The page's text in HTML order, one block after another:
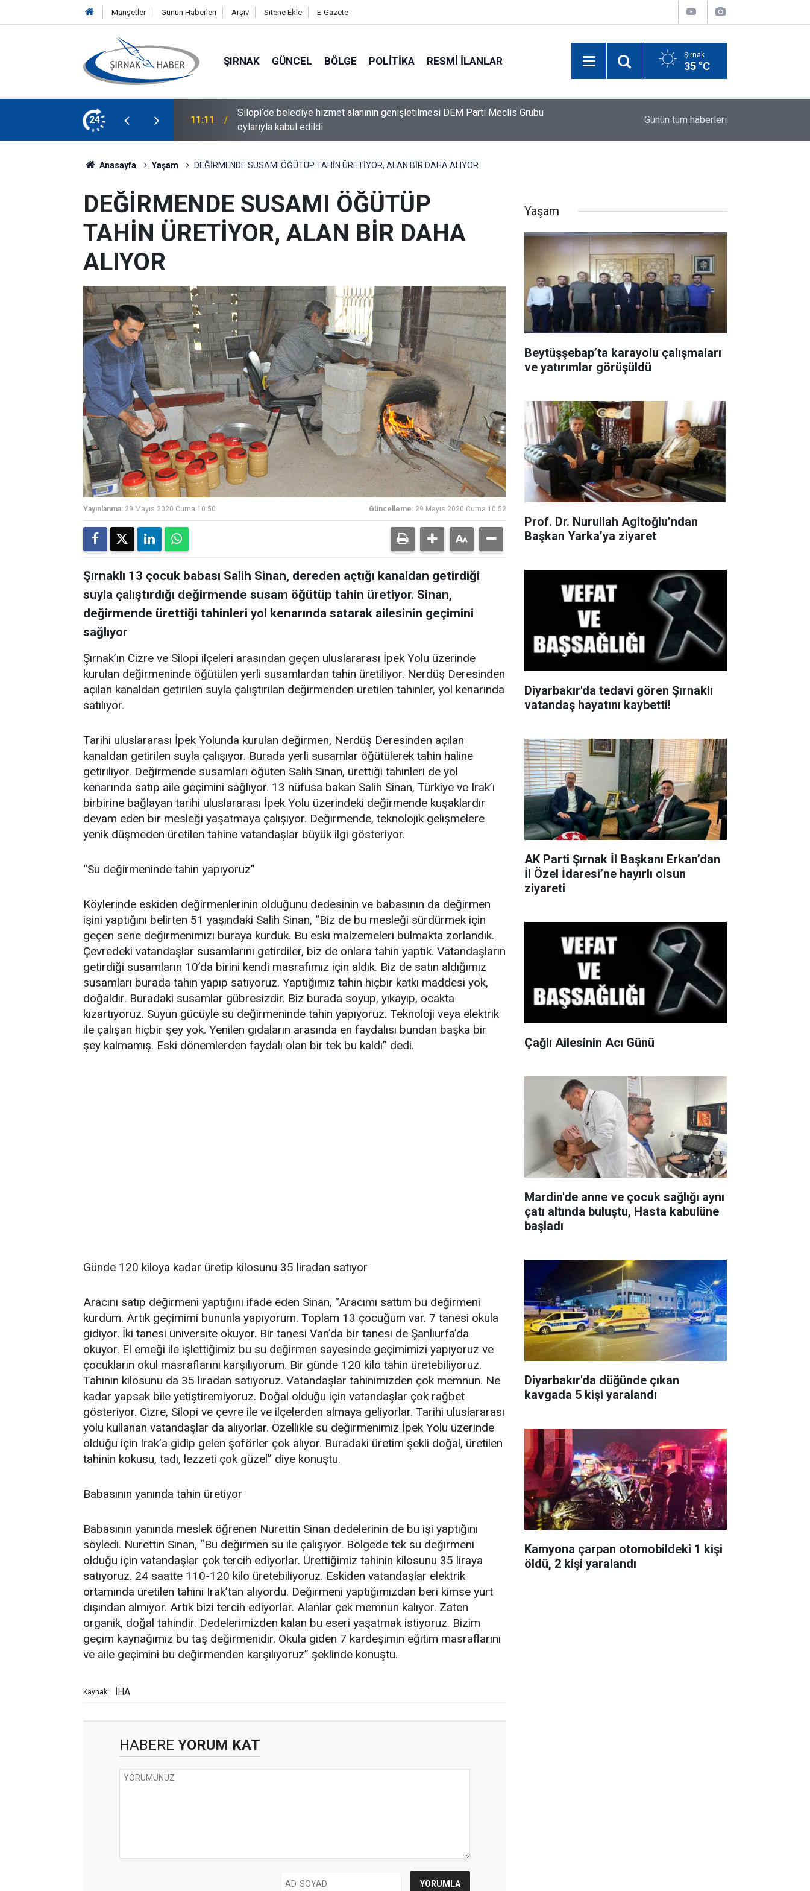
Manşetler Günün Haberleri Arşiv Sitene Ekle E-Gazete
ŞIRNAK GÜNCEL BÖLGE POLITIKA RESMI İLANLAR Şırnak
35 °C
24
genişletilmesi DEM Parti Meclis Grubu
10:53 Hz. Nuh’un Torunları Yaşlı Aileye Sahip Çıktı Diyarbakır’da Ayağı Yuvasındaki Bez
Günün tüm haberleri
Anasayfa Yaşam DEĞİRMENDE SUSAMI ÖĞÜTÜP TAHİN ÜRETİYOR, ALAN BİR DAHA ALIYOR
DEĞİRMENDE SUSAMI ÖĞÜTÜP
TAHİN ÜRETİYOR, ALAN BİR DAHA
ALIYOR
Yayınlanma: 29 Mayıs 2020 Cuma 10:50 Güncelleme: 29 Mayıs 2020 Cuma 10:52
Şırnaklı 13 çocuk babası Salih Sinan, dereden açtığı kanaldan getirdiği
suyla çalıştırdığı değirmende susam öğütüp tahin üretiyor. Sinan,
değirmende ürettiği tahinleri yol kenarında satarak ailesinin geçimini
sağlıyor
Şırnak’ın Cizre ve Silopi ilçeleri arasından geçen uluslararası İpek Yolu üzerinde
kurulan değirmeninde öğütülen yerli susamlardan tahin üretiliyor. Nerdüş Deresinden
açılan kanaldan getirilen suyla çalıştırılan değirmenden üretilen tahinler, yol kenarında
satılıyor.
Tarihi uluslararası İpek Yolunda kurulan değirmen, Nerdüş Deresinden açılan
kanaldan getirilen suyla çalışıyor. Burada yerli susamlar öğütülerek tahin haline
getiriliyor. Değirmende susamları öğüten Salih Sinan, ürettiği tahinleri de yol
kenarında satıp aile geçimini sağlıyor. 13 nüfusa bakan Salih Sinan, Türkiye ve Irak’ı
birbirine bağlayan tarihi uluslararası İpek Yolu üzerindeki değirmende kuşaklardır
devam eden bir mesleği yaşatmaya çalışıyor. Değirmende, teknolojik gelişmelere
yenik düşmeden üretilen tahine vatandaşlar büyük ilgi gösteriyor.
“Su değirmeninde tahin yapıyoruz”
Köylerinde eskiden değirmenlerinin olduğunu dedesinin ve babasının da değirmen
işini yaptığını belirten 51 yaşındaki Salih Sinan, “Biz de bu mesleği sürdürmek için
geçen sene değirmenimizi buraya kurduk. Bu eski malzemeleri bulmakta zorlandık.
Çevredeki vatandaşlar susamlarını getirdiler, biz de onlara tahin yaptık. Vatandaşların
getirdiği susamların 10’da birini kendi masrafımız için aldık. Biz de satın aldığımız
susamları burada tahin yapıp satıyoruz. Yaptığımız tahin hiçbir katkı maddesi yok,
doğaldır. Buradaki susamlar gübresizdir. Biz burada soyup, yıkayıp, ocakta
kızartıyoruz. Suyun gücüyle su değirmeninde tahin yapıyoruz. Teknoloji veya elektrik
ile çalışan hiçbir şey yok. Yenilen gıdaların arasında en faydalısı bundan başka bir
şey kalmamış. Eski dönemlerden faydalı olan bir tek bu kaldı” dedi.
Günde 120 kiloya kadar üretip kilosunu 35 liradan satıyor
Aracını satıp değirmeni yaptığını ifade eden Sinan, “Aracımı sattım bu değirmeni
kurdum. Artık geçimimi bununla yapıyorum. Toplam 13 çocuğum var. 7 tanesi okula
gidiyor. İki tanesi üniversite okuyor. Bir tanesi Van’da bir tanesi de Şanlıurfa’da
okuyor. El emeği ile işlettiğimiz bu su değirmen sayesinde geçimimizi yapıyoruz ve
çocukların okul masraflarını karşılıyorum. Bir günde 120 kilo tahin üretebiliyoruz.
Tahinin kilosunu da 35 liradan satıyoruz. Vatandaşlar tahinimizden çok memnun. Ne
kadar yapsak bile yetiştiremiyoruz. Doğal olduğu için vatandaşlar çok rağbet
gösteriyor. Cizre, Silopi ve çevre ile ve ilçelerden almaya geliyorlar. Tarihi uluslararası
yolu kullanan vatandaşlar da alıyorlar. Özellikle su değirmenimiz İpek Yolu üzerinde
olduğu için Irak’a gidip gelen şoförler çok alıyor. Buradaki üretim şekli doğal, üretilen
tahinin kokusu, tadı, lezzeti çok güzel” diye konuştu.
Babasının yanında tahin üretiyor
Babasının yanında meslek öğrenen Nurettin Sinan dedelerinin de bu işi yaptığını
söyledi. Nurettin Sinan, “Bu değirmen su ile çalışıyor. Bölgede tek su değirmeni
olduğu için vatandaşlar çok tercih ediyorlar. Ürettiğimiz tahinin kilosunu 35 liraya
satıyoruz. 24 saatte 110-120 kilo üretebiliyoruz. Eskiden vatandaşlar elektrik
ortamında üretilen tahini Irak’tan alıyordu. Değirmeni yaptığımızdan beri kimse yurt
dışından almıyor. Artık bizi tercih ediyorlar. Alanlar çek memnun kalıyor. Zaten
organik, doğal tahindir. Dedelerimizden kalan bu eseri yaşatmak istiyoruz. Bizim
geçim kaynağımız bu taş değirmenidir. Okula giden 7 kardeşimin eğitim masraflarını
ve aile geçimini bu değirmenden karşılıyoruz” şeklinde konuştu.
Kaynak: İHA
HABERE YORUM KAT
Yaşam
Beytüşşebap’ta karayolu çalışmaları
ve yatırımlar görüşüldü
Prof. Dr. Nurullah Agitoğlu’ndan
Başkan Yarka’ya ziyaret
Diyarbakır'da tedavi gören Şırnaklı
vatandaş hayatını kaybetti!
AK Parti Şırnak İl Başkanı Erkan’dan
İl Özel İdaresi’ne hayırlı olsun
ziyareti
Çağlı Ailesinin Acı Günü
Mardin'de anne ve çocuk sağlığı aynı
çatı altında buluştu, Hasta kabulüne
başladı
Diyarbakır'da düğünde çıkan
kavgada 5 kişi yaralandı
Kamyona çarpan otomobildeki 1 kişi
öldü, 2 kişi yaralandı